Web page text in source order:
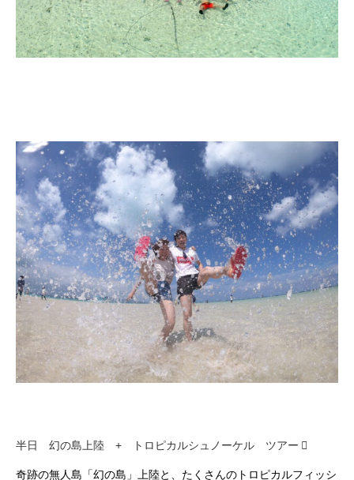
半日 幻の島上陸 + トロピカルシュノーケル ツアー
奇跡の無人島「幻の島」上陸と、たくさんのトロピカルフィッシ